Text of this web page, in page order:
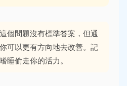
個問題沒有標準答案，但通
可以更有方向地去改善。記
睡偷走你的活力。